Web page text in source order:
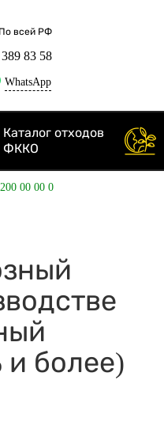
По всей РФ
83 58
WhatsApp
Каталог отходов
ФККО
00 00 0
более)